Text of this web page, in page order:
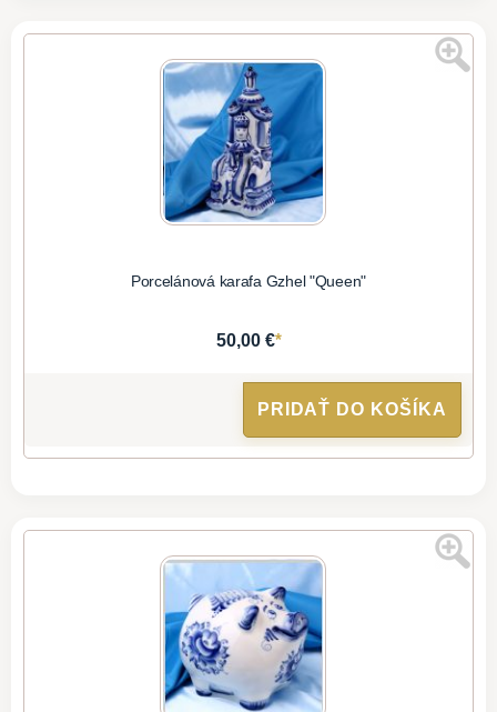
Porcelánová karafa Gzhel "Queen"
50,00 €*
PRIDAŤ DO KOŠÍKA